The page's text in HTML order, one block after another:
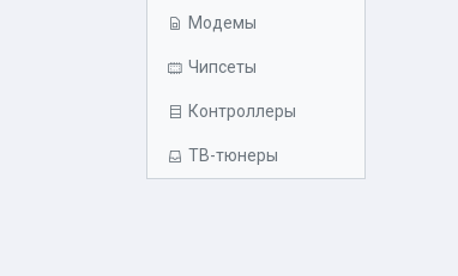
Модемы
Чипсеты
Контроллеры
ТВ-тюнеры